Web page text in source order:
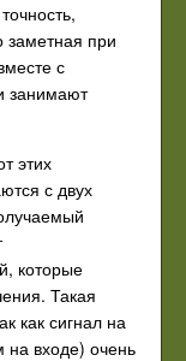
заметная при
с
занимают
этих
с двух
которые
Такая
как сигнал на
на входе) очень